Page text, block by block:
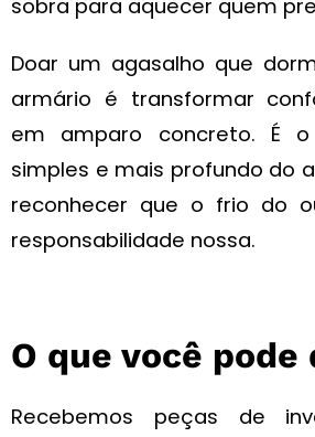
sobra para aquecer quem
Doar um agasalho que
armário é transformar
em amparo concreto. É
simples e mais profundo do
reconhecer que o frio do
responsabilidade nossa.
O que você pode
Recebemos peças de